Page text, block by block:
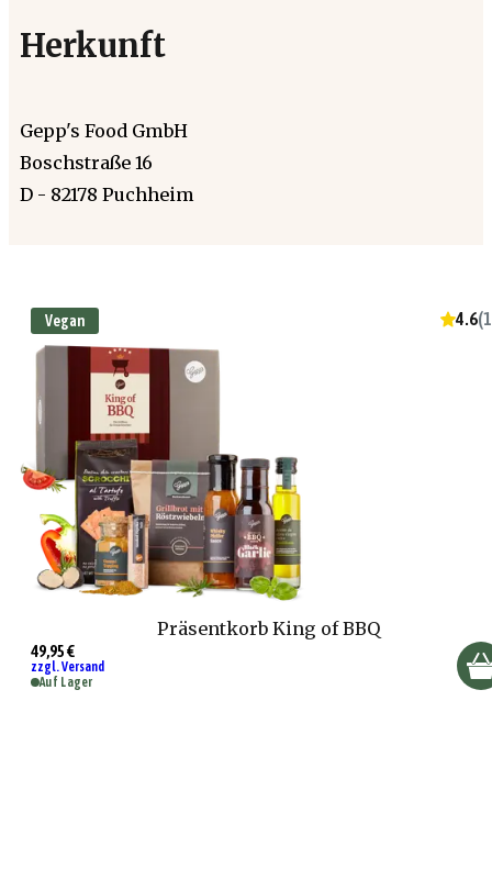
Herkunft
Gepp's Food GmbH
Boschstraße 16
D - 82178 Puchheim
Vegan 4.6(
Präsentkorb King of BBQ
49,95 €
zzgl. Versand
Auf Lager